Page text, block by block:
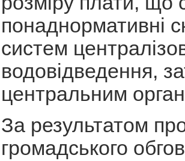
понаднормативні
систем
водовідведення,
центральним
За результатом
громадського